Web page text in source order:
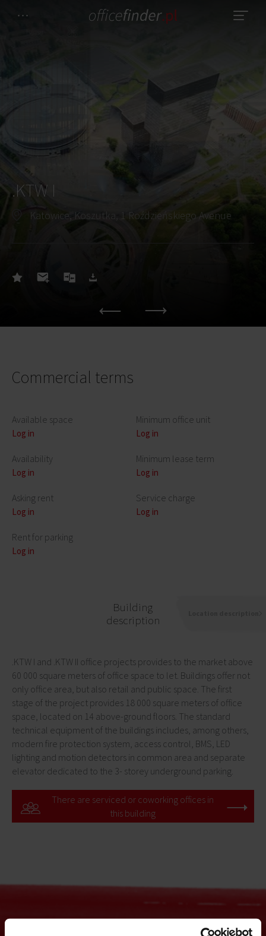
.KTW I
Katowice, Koszutka, 1 Roździeńskiego Avenue
Commercial terms
Available space
Log in
Availability
Log in
Asking rent
Log in
Rent for parking
Log in
Minimum office unit
Log in
Minimum lease term
Log in
Service charge
Log in
Building
description
.KTW I and .KTW II office projects provides to the market above
60 000 square meters of office space to let. Buildings offer not
only office area, but also retail and public space. The first
stage of the project provides 18 000 square meters of office
space, located on 14 above-ground floors. The standard
technical equipment of the buildings includes, among others,
modern fire protection system, access control, BMS, LED
lighting and motion detectors in common area and separate
elevator dedicated to the 3- storey underground parking.
There are serviced or coworking offices in
this building